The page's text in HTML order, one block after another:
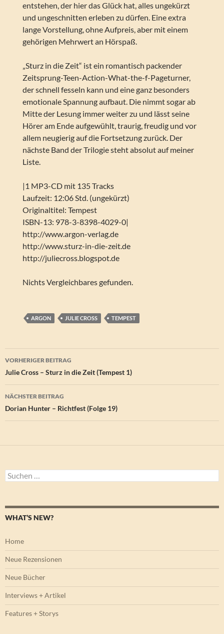
entstehen, der hier das Glück hat, alles ungekürzt
und ungeschnitten erleben zu dürfen. Eine extra
lange Vorstellung, ohne Aufpreis, aber mit einem
gehörigen Mehrwert an Hörspaß.
„Sturz in die Zeit“ ist ein romantisch packender
Zeitsprung-Teen-Action-What-the-f-Pageturner,
der schnell fesseln kann und eine ganz besonders
emotionale Spannung aufbaut. Die nimmt sogar ab
Mitte der Lesung immer weiter zu und lässt seine
Hörer am Ende aufgewühlt, traurig, freudig und vor
allem neugierig auf die Fortsetzung zurück. Der
nächste Band der Trilogie steht absolut auf meiner
Liste.
|1 MP3-CD mit 135 Tracks
Laufzeit: 12:06 Std. (ungekürzt)
Originaltitel: Tempest
ISBN-13: 978-3-8398-4029-0|
http://www.argon-verlag.de
http://www.sturz-in-die-zeit.de
http://juliecross.blogspot.de
Nichts Vergleichbares gefunden.
ARGON JULIE CROSS TEMPEST
Beitragsnavigation
VORHERIGER BEITRAG
Julie Cross – Sturz in die Zeit (Tempest 1)
NÄCHSTER BEITRAG
Dorian Hunter – Richtfest (Folge 19)
Suchen
nach:
WHAT’S NEW?
Home
Neue Rezensionen
Neue Bücher
Interviews + Artikel
Features + Storys